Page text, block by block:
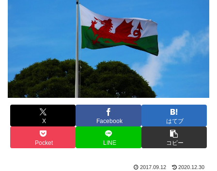
X Facebook はてブ
Pocket LINE コピー
2017.09.12 2020.12.30